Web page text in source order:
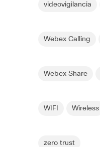
videovigilancia
Webex Calling
Webex Share
WIFI Wireless
zero trust